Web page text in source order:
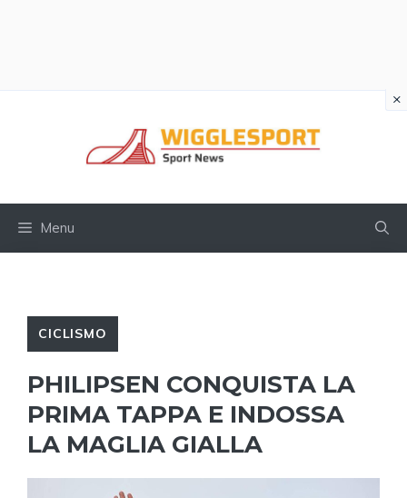
Menu
CICLISMO
PHILIPSEN CONQUISTA LA
PRIMA TAPPA E INDOSSA
LA MAGLIA GIALLA
×